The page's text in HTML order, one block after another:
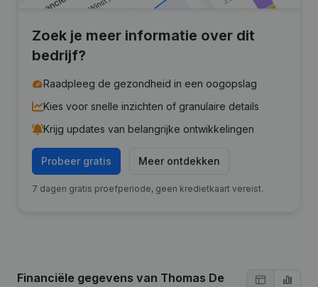
Zoek je meer informatie over dit
bedrijf?
Raadpleeg de gezondheid in een oogopslag
Kies voor snelle inzichten of granulaire details
Krijg updates van belangrijke ontwikkelingen
Probeer gratis Meer ontdekken
7 dagen gratis proefperiode, geen kredietkaart vereist.
Financiële gegevens van Thomas De